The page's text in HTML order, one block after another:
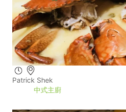
Patrick Shek
中式主廚